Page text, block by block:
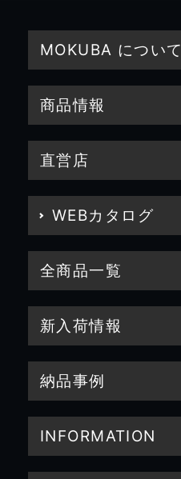
MOKUBA について
商品情報
直営店
WEBカタログ
全商品一覧
新入荷情報
納品事例
INFORMATION